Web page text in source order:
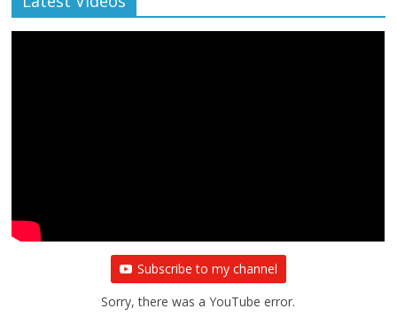
Subscribe to my channel
Sorry, there was a YouTube error.